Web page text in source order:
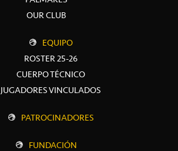
OUR CLUB
EQUIPO
ROSTER 25-26
CUERPO TÉCNICO
JUGADORES VINCULADOS
PATROCINADORES
FUNDACIÓN